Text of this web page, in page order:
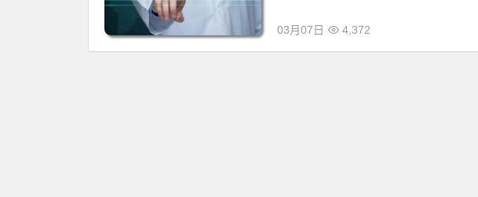
03月07日 4,372